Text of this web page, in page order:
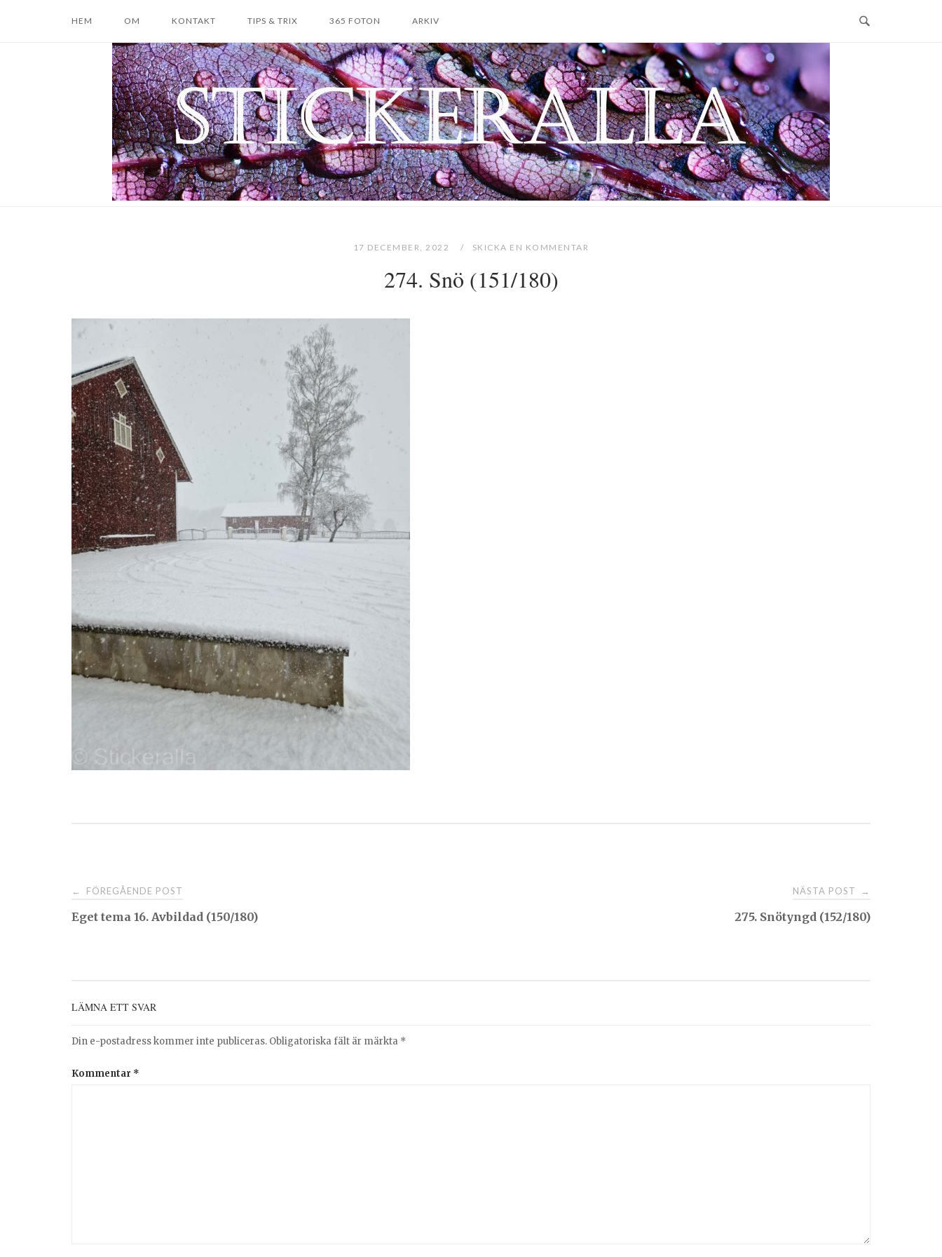
HEM OM KONTAKT TIPS & TRIX 365 FOTON ARKIV
Home
17 DECEMBER, 2022 SKICKA EN KOMMENTAR
274. Snö (151/180)
Post
navigation
← FÖREGÅENDE POST
Eget tema 16. Avbildad (150/180)
NÄSTA POST →
275. Snötyngd (152/180)
LÄMNA ETT SVAR
Din e-postadress kommer inte publiceras. Obligatoriska fält är märkta *
Kommentar *